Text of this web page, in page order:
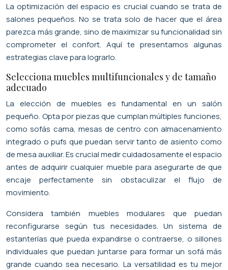
La optimización del espacio es crucial cuando se trata de
salones pequeños. No se trata solo de hacer que el área
parezca más grande, sino de maximizar su funcionalidad sin
comprometer el confort. Aquí te presentamos algunas
estrategias clave para lograrlo.
Selecciona muebles multifuncionales y de tamaño
adecuado
La elección de muebles es fundamental en un salón
pequeño. Opta por piezas que cumplan múltiples funciones,
como sofás cama, mesas de centro con almacenamiento
integrado o pufs que puedan servir tanto de asiento como
de mesa auxiliar. Es crucial medir cuidadosamente el espacio
antes de adquirir cualquier mueble para asegurarte de que
encaje perfectamente sin obstaculizar el flujo de
movimiento.
Considera también muebles modulares que puedan
reconfigurarse según tus necesidades. Un sistema de
estanterías que pueda expandirse o contraerse, o sillones
individuales que puedan juntarse para formar un sofá más
grande cuando sea necesario. La versatilidad es tu mejor